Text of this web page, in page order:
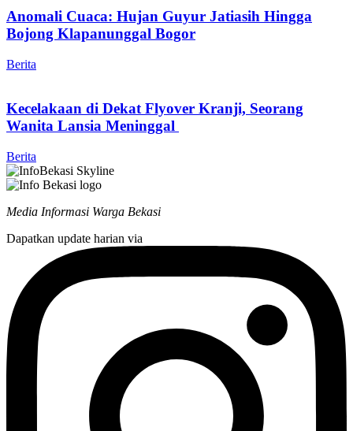
Anomali Cuaca: Hujan Guyur Jatiasih Hingga
Bojong Klapanunggal Bogor
Berita
Kecelakaan di Dekat Flyover Kranji, Seorang
Wanita Lansia Meninggal
Berita
Media Informasi Warga Bekasi
Dapatkan update harian via